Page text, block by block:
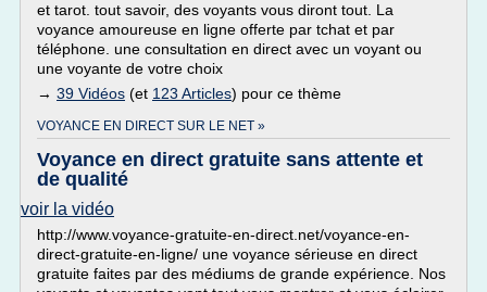
et tarot. tout savoir, des voyants vous diront tout. La
voyance amoureuse en ligne offerte par tchat et par
téléphone. une consultation en direct avec un voyant ou
une voyante de votre choix
→ 39 Vidéos (et 123 Articles) pour ce thème
VOYANCE EN DIRECT SUR LE NET »
Voyance en direct gratuite sans attente et
de qualité
voir la vidéo
http://www.voyance-gratuite-en-direct.net/voyance-en-
direct-gratuite-en-ligne/ une voyance sérieuse en direct
gratuite faites par des médiums de grande expérience. Nos